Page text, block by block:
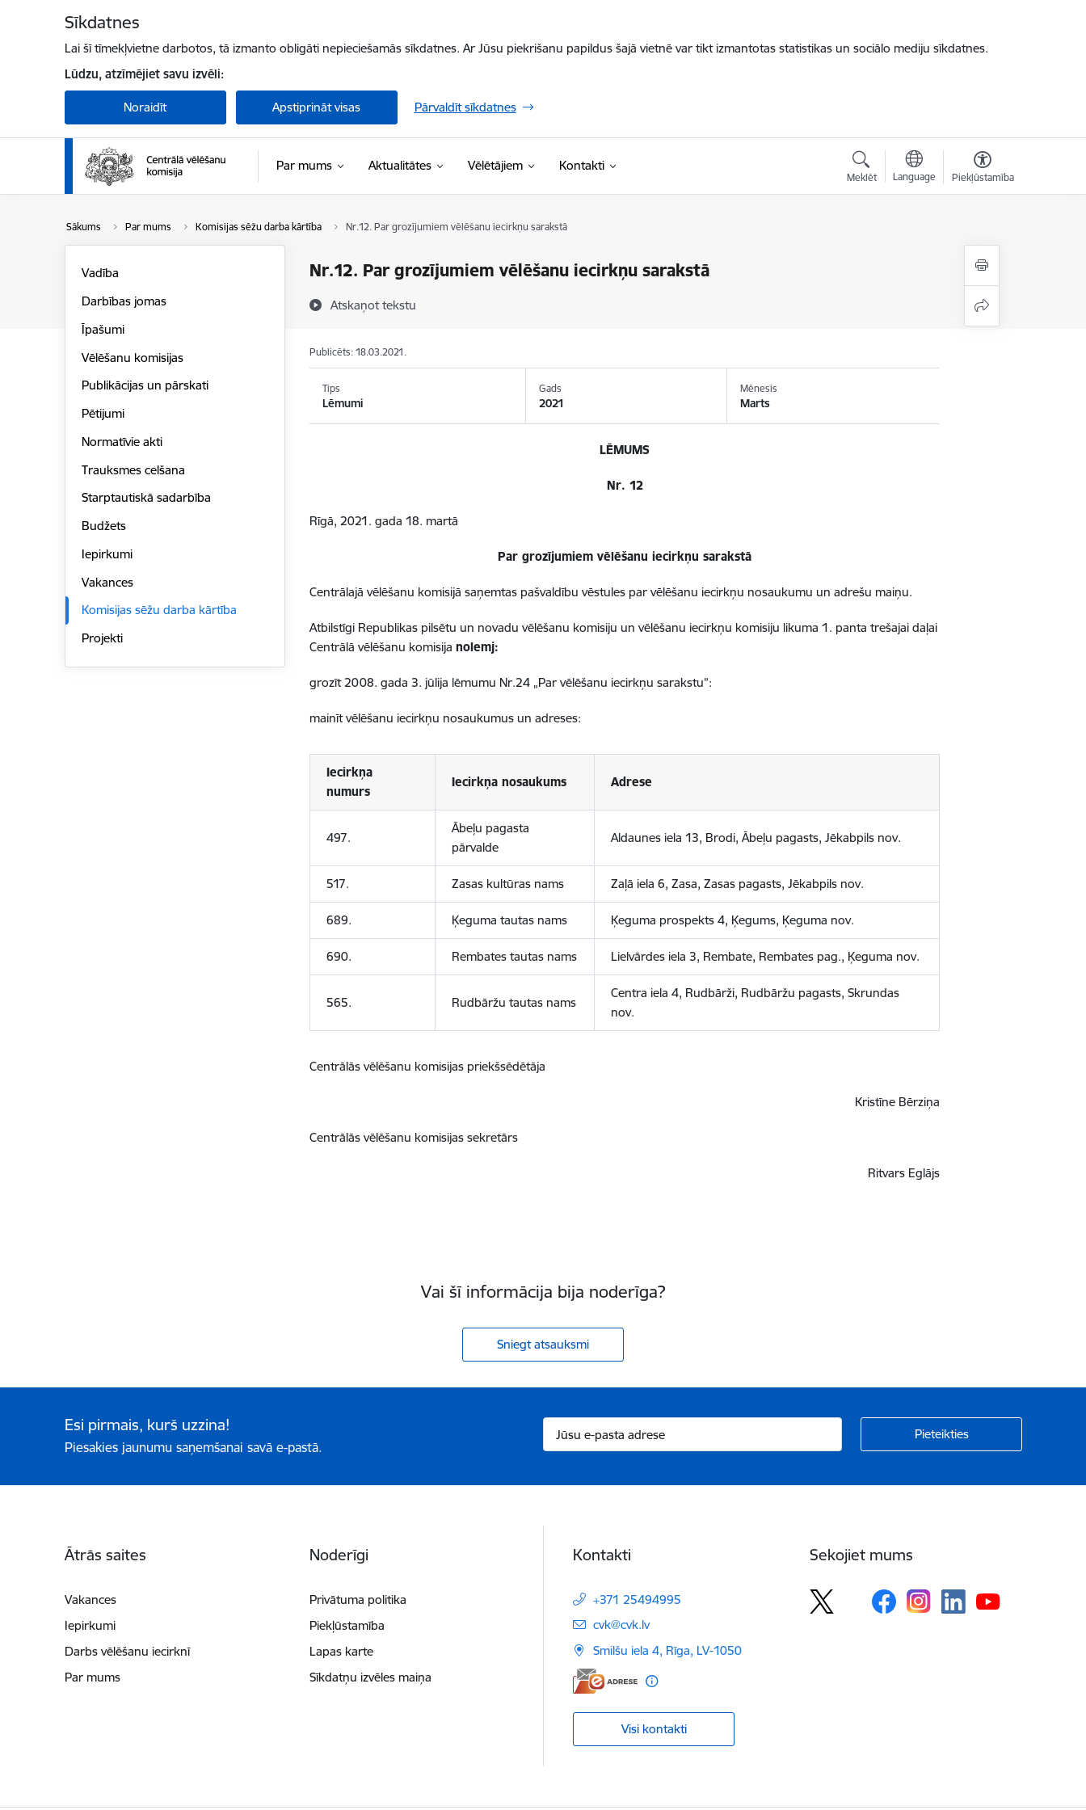
Sīkdatnes
Lai šī tīmekļvietne darbotos, tā izmanto obligāti nepieciešamās sīkdatnes. Ar Jūsu piekrišanu papildus šajā vietnē var tikt izmantotas statistikas un sociālo mediju sīkdatnes.
Lūdzu, atzīmējiet savu izvēli:
Noraidīt Apstiprināt visas Pārvaldīt sīkdatnes
Par mums Aktualitātes Vēlētājiem Kontakti
Meklēt Language Piekļūstamība
Sākums Par mums Komisijas sēžu darba kārtība Nr.12. Par grozījumiem vēlēšanu iecirkņu sarakstā
Nr.12. Par grozījumiem vēlēšanu iecirkņu sarakstā
Atskaņot tekstu
Vadība
Darbības jomas
Īpašumi
Vēlēšanu komisijas
Publikācijas un pārskati
Pētijumi
Normatīvie akti
Trauksmes celšana
Starptautiskā sadarbība
Budžets
Iepirkumi
Vakances
Komisijas sēžu darba kārtība
Projekti
Publicēts: 18.03.2021.
Tips
Lēmumi
Gads
2021
Mēnesis
Marts
LĒMUMS
Nr. 12
Rīgā, 2021. gada 18. martā
Par grozījumiem vēlēšanu iecirkņu sarakstā
Centrālajā vēlēšanu komisijā saņemtas pašvaldību vēstules par vēlēšanu iecirkņu nosaukumu un adrešu maiņu.
Atbilstīgi Republikas pilsētu un novadu vēlēšanu komisiju un vēlēšanu iecirkņu komisiju likuma 1. panta trešajai daļai
Centrālā vēlēšanu komisijanolemj:
grozīt 2008. gada 3. jūlija lēmumu Nr.24 „Par vēlēšanu iecirkņu sarakstu”:
mainīt vēlēšanu iecirkņu nosaukumus un adreses:
Iecirkņa
numurs
Iecirkņa nosaukums Adrese
497.
Ābeļu pagasta
pārvalde
Aldaunes iela 13, Brodi, Ābeļu pagasts, Jēkabpils nov.
517. Zasas kultūras nams Zaļā iela 6, Zasa, Zasas pagasts, Jēkabpils nov.
689. Ķeguma tautas nams Ķeguma prospekts 4, Ķegums, Ķeguma nov.
690. Rembates tautas nams Lielvārdes iela 3, Rembate, Rembates pag., Ķeguma nov.
565. Rudbāržu tautas nams
Centra iela 4, Rudbārži, Rudbāržu pagasts, Skrundas
nov.
Centrālās vēlēšanu komisijas priekšsēdētāja
Kristīne Bērziņa
Centrālās vēlēšanu komisijas sekretārs
Ritvars Eglājs
Vai šī informācija bija noderīga?
Sniegt atsauksmi
Esi pirmais, kurš uzzina!
Piesakies jaunumu saņemšanai savā e-pastā.
Ātrās saites
Vakances
Iepirkumi
Darbs vēlēšanu iecirknī
Par mums
Noderīgi
Privātuma politika
Piekļūstamība
Lapas karte
Sīkdatņu izvēles maiņa
Kontakti
+371 25494995
E-pasts:
cvk@cvk.lv
Smilšu iela 4, Rīga, LV-1050
Visi kontakti
Sekojiet mums